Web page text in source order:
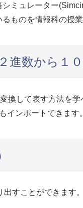
ミュレーター
ものを情報科の授
進数から１０
換して表す方法を学
インポートできます。
すことができます。